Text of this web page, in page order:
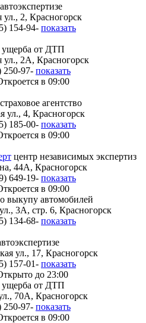
ул., 2, Красногорск
154-94- показать
от ДТП
ул., 2А, Красногорск
250-97- показать
в 09:00
страховое агентство
ул., 4, Красногорск
185-00- показать
в 09:00
центр независимых экспертиз
44А, Красногорск
649-19- показать
в 09:00
выкупу автомобилей
3А, стр. 6, Красногорск
134-68- показать
ул., 17, Красногорск
157-01- показать
до 23:00
от ДТП
70А, Красногорск
250-97- показать
в 09:00